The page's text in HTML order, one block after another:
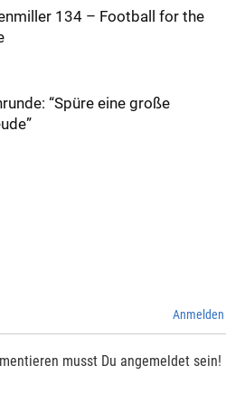
134 – Football for the
“Spüre eine große
Anmelden
musst Du angemeldet sein!